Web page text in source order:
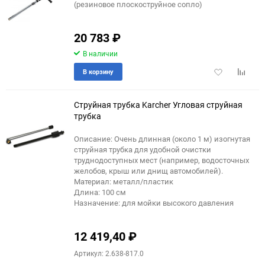
(резиновое плоскоструйное сопло)
20 783₽
В наличии
Добавить
В корзину
Струйная трубка Karcher Угловая струйная
трубка
Описание: Очень длинная (около 1 м) изогнутая
струйная трубка для удобной очистки
труднодоступных мест (например, водосточных
желобов, крыш или днищ автомобилей).
Материал: металл/пластик
Длина: 100 см
Назначение: для мойки высокого давления
12 419,40₽
Артикул: 2.638-817.0